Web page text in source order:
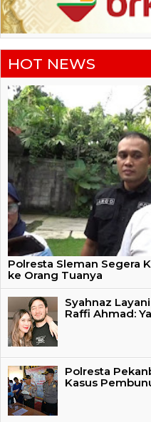
HOT NEWS
Polresta Sleman Segera
ke Orang Tuanya
Syahnaz
Raffi Ahmad:
Polresta
Kasus